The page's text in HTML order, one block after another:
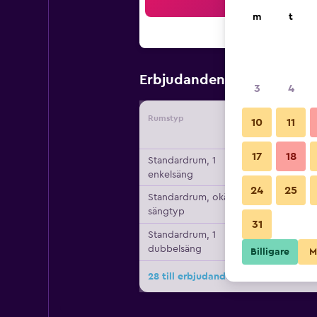
Erbjudanden från
Rumstyp
Standardrum, 1
enkelsäng
Standardrum, okänd
sängtyp
Standardrum, 1
dubbelsäng
28 till erbjudanden för Holiday Inn
m t
3 4
10 11
17 18
24 25
31
Billigare